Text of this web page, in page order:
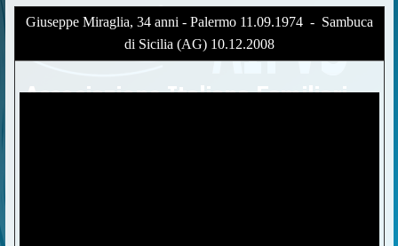
Giuseppe Miraglia, 34 anni - Palermo 11.09.1974 - Sambuca
di Sicilia (AG) 10.12.2008